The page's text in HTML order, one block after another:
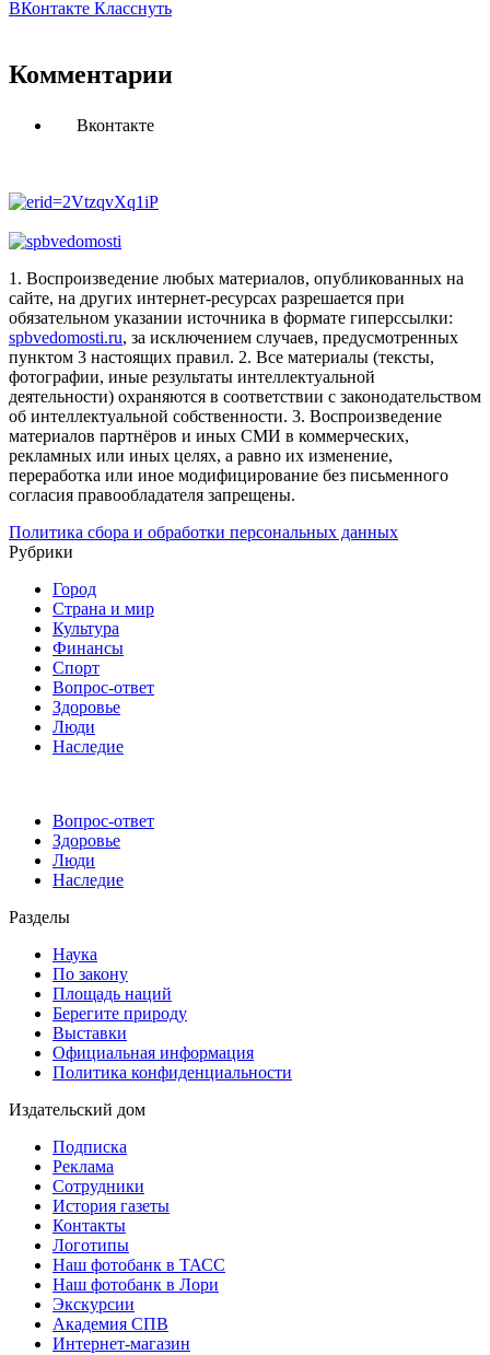
ВКонтакте Класснуть
Комментарии
Вконтакте
1. Воспроизведение любых материалов, опубликованных на
сайте, на других интернет-ресурсах разрешается при
обязательном указании источника в формате гиперссылки:
spbvedomosti.ru, за исключением случаев, предусмотренных
пунктом 3 настоящих правил. 2. Все материалы (тексты,
фотографии, иные результаты интеллектуальной
деятельности) охраняются в соответствии с законодательством
об интеллектуальной собственности. 3. Воспроизведение
материалов партнёров и иных СМИ в коммерческих,
рекламных или иных целях, а равно их изменение,
переработка или иное модифицирование без письменного
согласия правообладателя запрещены.
Политика сбора и обработки персональных данных
Рубрики
Город
Страна и мир
Культура
Финансы
Спорт
Вопрос-ответ
Здоровье
Люди
Наследие
Вопрос-ответ
Здоровье
Люди
Наследие
Разделы
Наука
По закону
Площадь наций
Берегите природу
Выставки
Официальная информация
Политика конфиденциальности
Издательский дом
Подписка
Реклама
Сотрудники
История газеты
Контакты
Логотипы
Наш фотобанк в ТАСС
Наш фотобанк в Лори
Экскурсии
Академия СПВ
Интернет-магазин